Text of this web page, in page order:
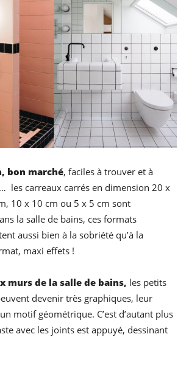
bon marché, faciles à trouver et à
les carreaux carrés en dimension 20 x
10 x 10 cm ou 5 x 5 cm sont
la salle de bains, ces formats
aussi bien à la sobriété qu’à la
maxi effets !
murs de la salle de bains, les petits
devenir très graphiques, leur
motif géométrique. C’est d’autant plus
avec les joints est appuyé, dessinant